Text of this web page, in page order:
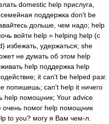
domestic help прислуга,
поддержка don't be
дольше, чем надо; help
войти help = helping help (с
избежать, удержаться; she
не думать об этом help
help поддержка help
it can't be helped разг.
попишешь; can't help it ничего
help помощник; Your advice
помог help помощник
to you? могу я Вам чем-л.